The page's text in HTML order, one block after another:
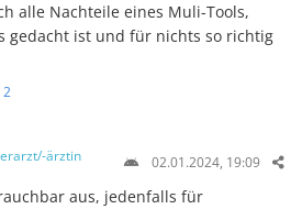
alle Nachteile eines Muli-Tools,
gedacht ist und für nichts so richtig
2
ärztin 02.01.2024, 19:09
aus, jedenfalls für